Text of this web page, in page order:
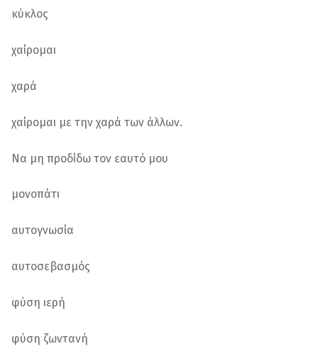
κύκλος
χαίρομαι
χαρά
χαίρομαι με την χαρά των άλλων.
Να μη προδίδω τον εαυτό μου
μονοπάτι
αυτογνωσία
αυτοσεβασμός
φύση ιερή
φύση ζωντανή